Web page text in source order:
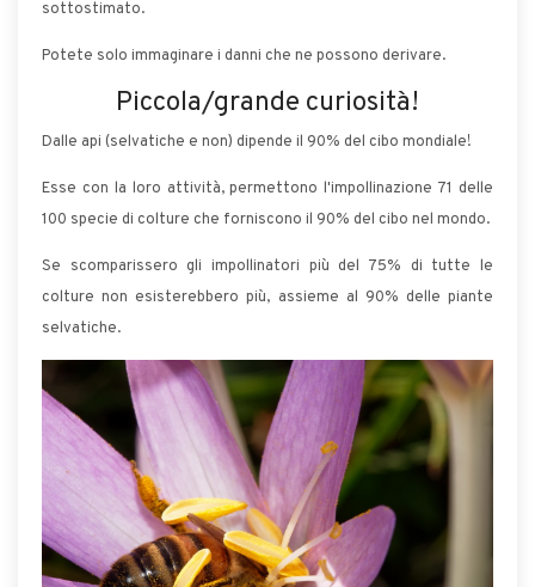
sottostimato.
Potete solo immaginare i danni che ne possono derivare.
Piccola/grande curiosità!
Dalle api (selvatiche e non) dipende il 90% del cibo mondiale!
Esse con la loro attività, permettono l'impollinazione 71 delle
100 specie di colture che forniscono il 90% del cibo nel mondo.
Se scomparissero gli impollinatori più del 75% di tutte le
colture non esisterebbero più, assieme al 90% delle piante
selvatiche.